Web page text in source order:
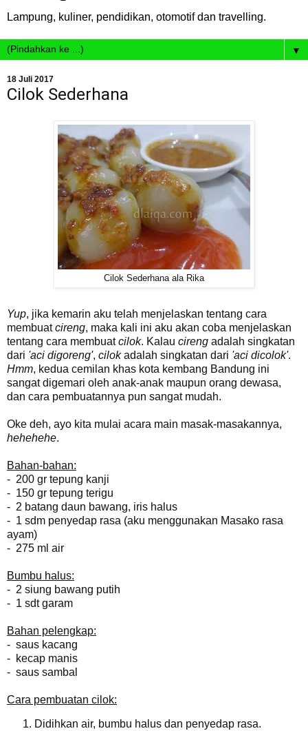
Lampung, kuliner, pendidikan, otomotif dan travelling.
▼
18 Juli 2017
Cilok Sederhana
Cilok Sederhana ala Rika
Yup, jika kemarin aku telah menjelaskan tentang cara
membuatcireng, maka kali ini aku akan coba menjelaskan
tentang cara membuatcilok. Kalau cireng adalah singkatan
dari 'aci digoreng', cilokadalah singkatan dari 'aci dicolok'.
Hmm, kedua cemilan khas kota kembang Bandung ini
sangat digemari oleh anak-anak maupun orang dewasa,
dan cara pembuatannya pun sangat mudah.
Oke deh, ayo kita mulai acara main masak-masakannya,
hehehehe.
Bahan-bahan:
- 200 gr tepung kanji
- 150 gr tepung terigu
- 2 batang daun bawang, iris halus
- 1 sdm penyedap rasa (aku menggunakan Masako rasa
ayam)
- 275 ml air
Bumbu halus:
- 2 siung bawang putih
- 1 sdt garam
Bahan pelengkap:
- saus kacang
- kecap manis
- saus sambal
Cara pembuatan cilok:
Didihkan air, bumbu halus dan penyedap rasa.